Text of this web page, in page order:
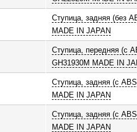
Ступица, задняя (без
MADE IN JAPAN
Ступица, передняя (с
GH31930M MADE IN
Ступица, задняя (с
MADE IN JAPAN
Ступица, задняя (с
MADE IN JAPAN